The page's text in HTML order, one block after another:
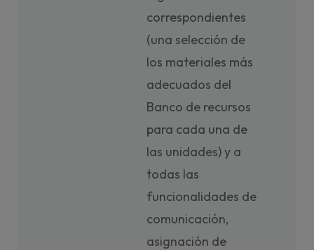
correspondientes
(una selección de
los materiales más
adecuados del
Banco de recursos
para cada una de
las unidades) y a
todas las
funcionalidades de
comunicación,
asignación de